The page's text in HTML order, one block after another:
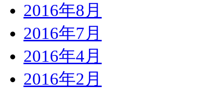
2016年8月
2016年7月
2016年4月
2016年2月